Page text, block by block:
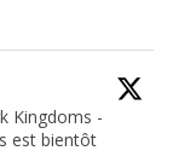
Kingdoms -
est bientôt